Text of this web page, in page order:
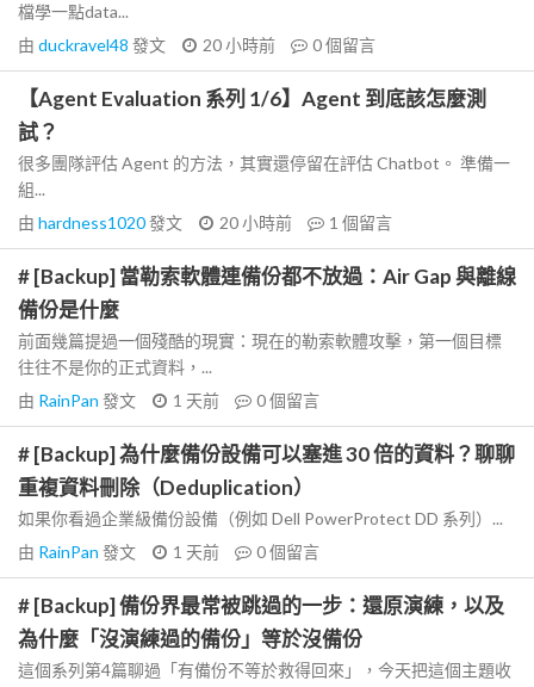
檔學一點data...
由 duckravel48 發文 20 小時前 0個留言
【Agent Evaluation 系列 1/6】Agent 到底該怎麼測
試？
很多團隊評估 Agent 的方法，其實還停留在評估 Chatbot。 準備一
組...
由 hardness1020發文 20 小時前 1 個留言
# [Backup] 當勒索軟體連備份都不放過：Air Gap 與離線
備份是什麼
前面幾篇提過一個殘酷的現實：現在的勒索軟體攻擊，第一個目標
往往不是你的正式資料，...
由 RainPan 發文 1 天前 0個留言
# [Backup] 為什麼備份設備可以塞進 30 倍的資料？聊聊
重複資料刪除（Deduplication）
如果你看過企業級備份設備（例如 Dell PowerProtect DD 系列）...
由 RainPan 發文 1 天前 0個留言
# [Backup] 備份界最常被跳過的一步：還原演練，以及
為什麼「沒演練過的備份」等於沒備份
這個系列第4篇聊過「有備份不等於救得回來」，今天把這個主題收